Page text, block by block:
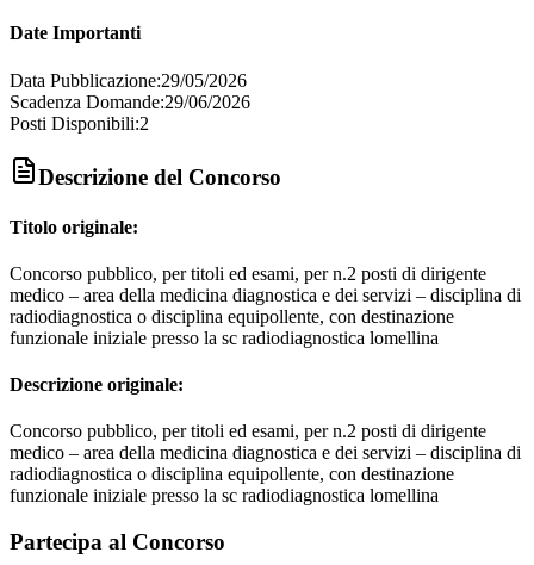
Date Importanti
Data Pubblicazione:29/05/2026
Scadenza Domande:29/06/2026
Posti Disponibili:2
Descrizione del Concorso
Titolo originale:
Concorso pubblico, per titoli ed esami, per n.2 posti di dirigente
medico – area della medicina diagnostica e dei servizi – disciplina di
radiodiagnostica o disciplina equipollente, con destinazione
funzionale iniziale presso la sc radiodiagnostica lomellina
Descrizione originale:
Concorso pubblico, per titoli ed esami, per n.2 posti di dirigente
medico – area della medicina diagnostica e dei servizi – disciplina di
radiodiagnostica o disciplina equipollente, con destinazione
funzionale iniziale presso la sc radiodiagnostica lomellina
Partecipa al Concorso